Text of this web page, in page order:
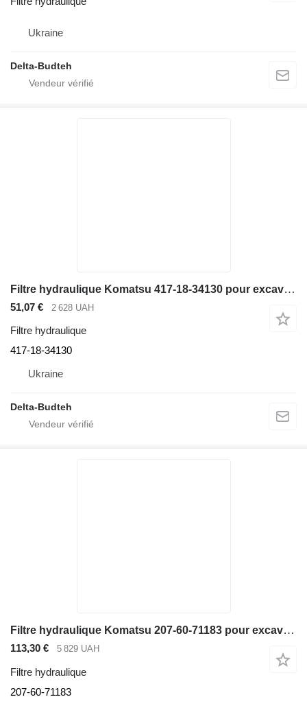
Ukraine
Delta-Budteh
Filtre hydraulique Komatsu 417-18-34130 pour excavateur
51,07 € 2 628 UAH
Filtre hydraulique
417-18-34130
Ukraine
Delta-Budteh
Filtre hydraulique Komatsu 207-60-71183 pour excavateur
113,30 € 5 829 UAH
Filtre hydraulique
207-60-71183